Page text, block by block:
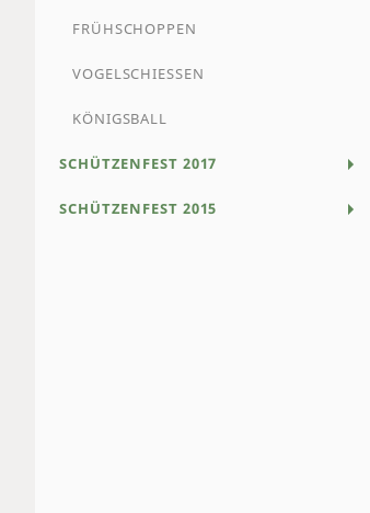
FRÜHSCHOPPEN
VOGELSCHIESSEN
KÖNIGSBALL
SCHÜTZENFEST 2017
SCHÜTZENFEST 2015